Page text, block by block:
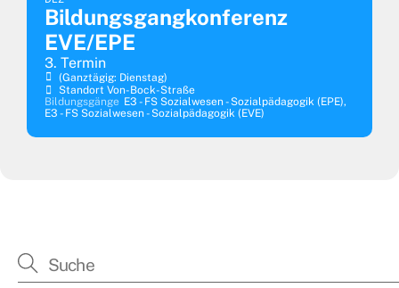
Bildungsgangkonferenz
EVE/EPE
3. Termin
(ganztägig: Dienstag)
Standort Von-Bock-Straße
Bildungsgänge E3 - FS Sozialwesen - Sozialpädagogik (EPE),
E3 - FS Sozialwesen - Sozialpädagogik (EVE)